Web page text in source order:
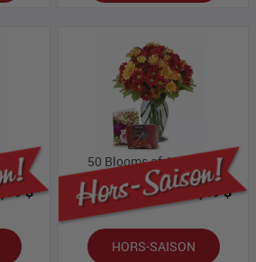
$
50 Blooms of Autumn II
Prix Bloomex: 38,49 $
HORS-SAISON